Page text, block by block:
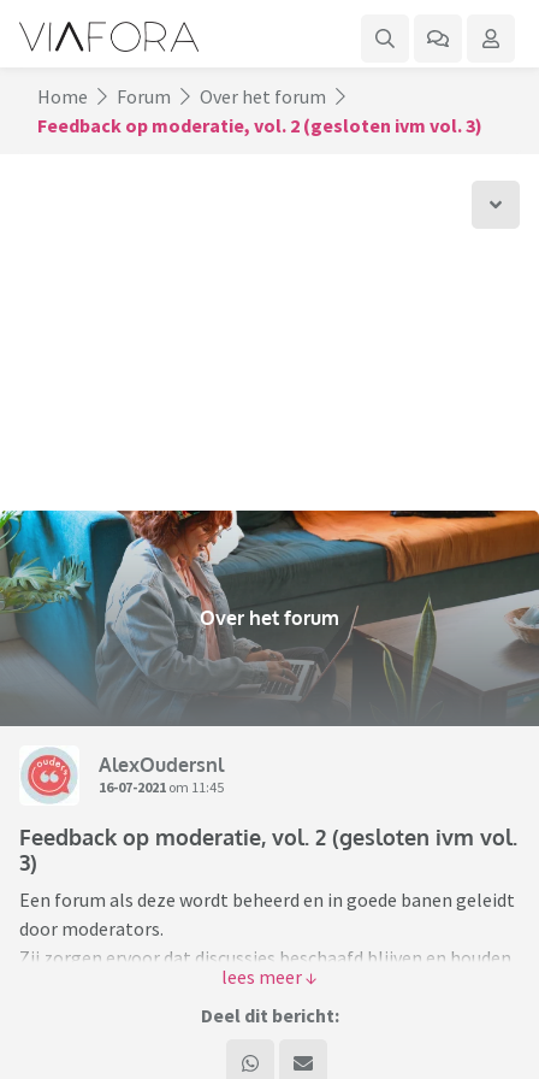
Home Forum
Over het forum
Feedback op moderatie, vol. 2 (gesloten ivm vol. 3)
Over het forum
AlexOudersnl
16-07-2021 om 11:45
Feedback op moderatie, vol. 2 (gesloten ivm vol.
3)
Een forum als deze wordt beheerd en in goede banen geleidt
door moderators.
Zij zorgen ervoor dat discussies beschaafd blijven en houden
spammers en trollen buiten de deur.
zomaar gebeuren. Maar het kan ook zijn dat je het
Deel dit bericht: